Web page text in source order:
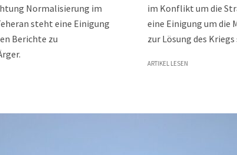
Normalisierung im
steht eine Einigung
Berichte zu
im Konflikt um die
eine Einigung um die
zur Lösung des Kriegs
ARTIKEL LESEN